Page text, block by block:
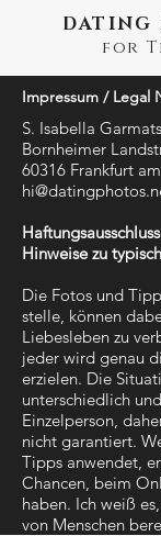
DATING
for
Impressum / Legal
S. Isabella
Bornheimer
60316 Frankfurt
Hinweise zu
Die Fotos und
stelle, können
Liebesleben zu
jeder wird genau
erzielen. Die
unterschiedlich
Einzelperson,
nicht garantiert.
Tipps anwendet,
Chancen, beim
haben. Ich weiß
von Menschen